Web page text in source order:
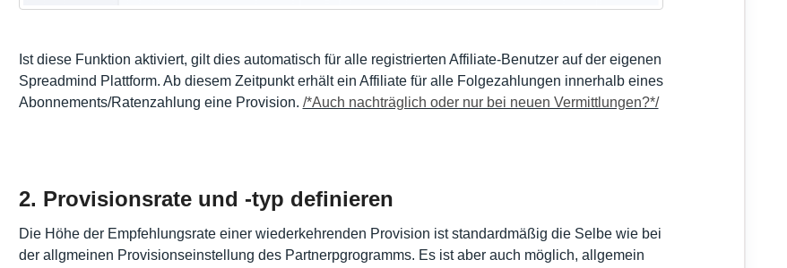
Ist diese Funktion aktiviert, gilt dies automatisch für alle registrierten Affiliate-Benutzer auf der eigenen
Spreadmind Plattform. Ab diesem Zeitpunkt erhält ein Affiliate für alle Folgezahlungen innerhalb eines
Abonnements/Ratenzahlung eine Provision. /*Auch nachträglich oder nur bei neuen Vermittlungen?*/
2. Provisionsrate und -typ definieren
Die Höhe der Empfehlungsrate einer wiederkehrenden Provision ist standardmäßig die Selbe wie bei
der allgmeinen Provisionseinstellung des Partnerpgrogramms. Es ist aber auch möglich, allgemein